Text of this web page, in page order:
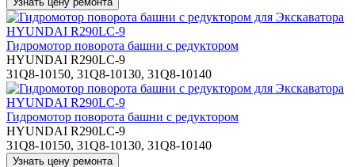
Гидромотор поворота башни с редуктором
HYUNDAI R290LC-9
31Q8-10150, 31Q8-10130, 31Q8-10140
Гидромотор поворота башни с редуктором
HYUNDAI R290LC-9
31Q8-10150, 31Q8-10130, 31Q8-10140